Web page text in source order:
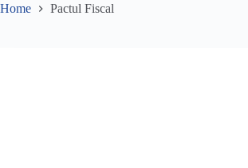
Home
Pactul Fiscal